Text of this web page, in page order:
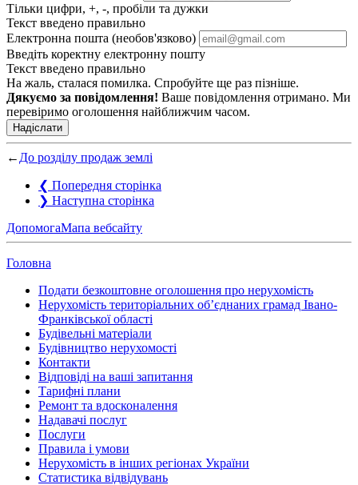
Тільки цифри, +, -, пробіли та дужки
Текст введено правильно
Електронна пошта (необов'язково)
Введіть коректну електронну пошту
Текст введено правильно
На жаль, сталася помилка. Спробуйте ще раз пізніше.
Дякуємо за повідомлення! Ваше повідомлення отримано. Ми
перевіримо оголошення найближчим часом.
Надіслати
← До розділу продаж землі
❮ Попередня сторінка
❯ Наступна сторінка
ДопомогаМапа вебсайту
Головна
Подати безкоштовне оголошення про нерухомість
Нерухомість територіальних об’єднаних грамад Івано-
Франківської області
Будівельні матеріали
Будівництво нерухомості
Контакти
Відповіді на ваші запитання
Тарифні плани
Ремонт та вдосконалення
Надавачі послуг
Послуги
Правила і умови
Нерухомість в інших регіонах України
Статистика відвідувань